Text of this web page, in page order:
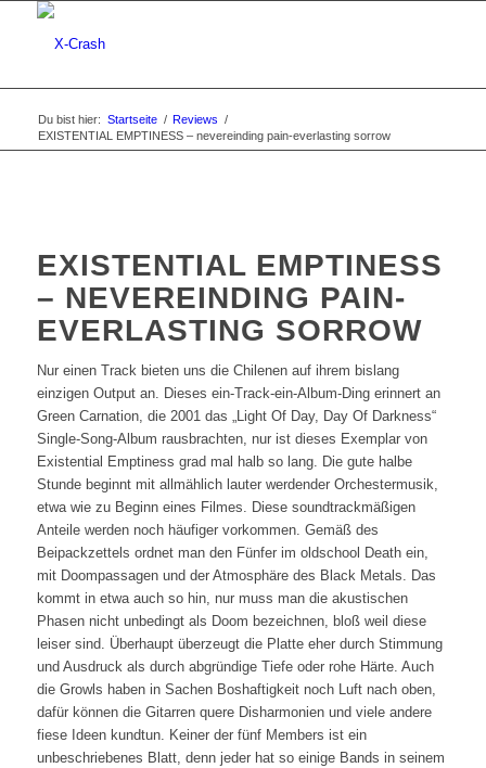
Du bist hier: Startseite / Reviews /
EXISTENTIAL EMPTINESS – nevereinding pain-everlasting sorrow
EXISTENTIAL EMPTINESS
– NEVEREINDING PAIN-
EVERLASTING SORROW
Nur einen Track bieten uns die Chilenen auf ihrem bislang
einzigen Output an. Dieses ein-Track-ein-Album-Ding erinnert an
Green Carnation, die 2001 das „Light Of Day, Day Of Darkness“
Single-Song-Album rausbrachten, nur ist dieses Exemplar von
Existential Emptiness grad mal halb so lang. Die gute halbe
Stunde beginnt mit allmählich lauter werdender Orchestermusik,
etwa wie zu Beginn eines Filmes. Diese soundtrackmäßigen
Anteile werden noch häufiger vorkommen. Gemäß des
Beipackzettels ordnet man den Fünfer im oldschool Death ein,
mit Doompassagen und der Atmosphäre des Black Metals. Das
kommt in etwa auch so hin, nur muss man die akustischen
Phasen nicht unbedingt als Doom bezeichnen, bloß weil diese
leiser sind. Überhaupt überzeugt die Platte eher durch Stimmung
und Ausdruck als durch abgründige Tiefe oder rohe Härte. Auch
die Growls haben in Sachen Boshaftigkeit noch Luft nach oben,
dafür können die Gitarren quere Disharmonien und viele andere
fiese Ideen kundtun. Keiner der fünf Members ist ein
unbeschriebenes Blatt, denn jeder hat so einige Bands in seinem